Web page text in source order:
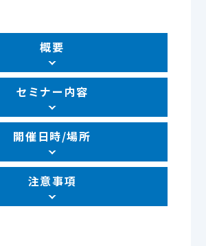
概要
セミナー内容
開催日時/場所
注意事項